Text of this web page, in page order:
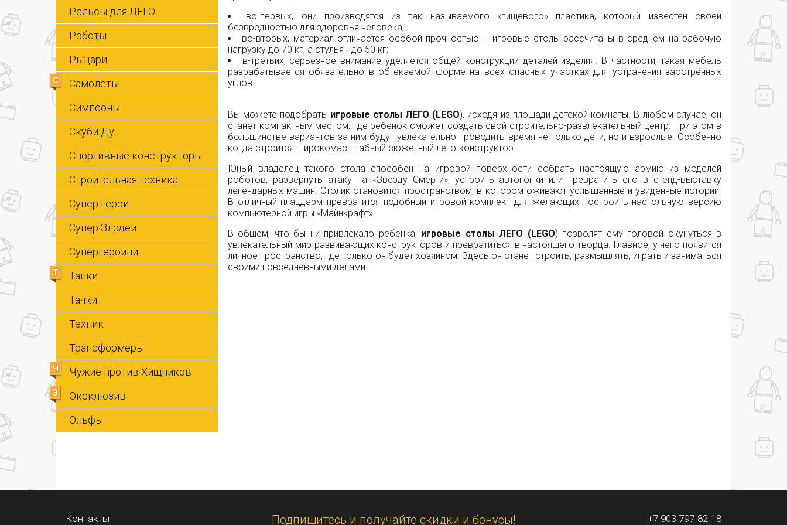
Рельсы для ЛЕГО
Роботы
Рыцари
С
Самолеты
Симпсоны
Скуби Ду
Спортивные конструкторы
Строительная техника
Супер Герои
Супер Злодеи
Супергероини
Т
Танки
Тачки
Техник
Трансформеры
Ч Чужие против Хищников
Э
Эксклюзив
Эльфы
во-первых, они производятся из так называемого «пищевого» пластика, который известен своей
безвредностью для здоровья человека;
во-вторых, материал отличается особой прочностью – игровые столы рассчитаны в среднем на рабочую
нагрузку до 70 кг, а стулья ‑ до 50 кг;
в-третьих, серьёзное внимание уделяется общей конструкции деталей изделия. В частности, такая мебель
разрабатывается обязательно в обтекаемой форме на всех опасных участках для устранения заострённых
углов.
Вы можете подобрать игровые столы ЛЕГО (LEGO), исходя из площади детской комнаты. В любом случае, он
станет компактным местом, где ребёнок сможет создать свой строительно-развлекательный центр. При этом в
большинстве вариантов за ним будут увлекательно проводить время не только дети, но и взрослые. Особенно
когда строится широкомасштабный сюжетный лего-конструктор.
Юный владелец такого стола способен на игровой поверхности собрать настоящую армию из моделей
роботов, развернуть атаку на «Звезду Смерти», устроить автогонки или превратить его в стенд-выставку
легендарных машин. Столик становится пространством, в котором оживают услышанные и увиденные истории.
В отличный плацдарм превратится подобный игровой комплект для желающих построить настольную версию
компьютерной игры «Майнкрафт».
В общем, что бы ни привлекало ребёнка, игровые столы ЛЕГО (LEGO) позволят ему головой окунуться в
увлекательный мир развивающих конструкторов и превратиться в настоящего творца. Главное, у него появится
личное пространство, где только он будет хозяином. Здесь он станет строить, размышлять, играть и заниматься
своими повседневными делами.
Контакты +7 903 797-82-18
Подпишитесь и получайте скидки и бонусы!